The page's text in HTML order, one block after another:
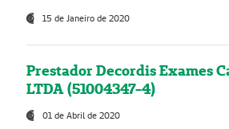
15 de Janeiro de 2020
Prestador Decordis Exames
LTDA (51004347-4)
01 de Abril de 2020